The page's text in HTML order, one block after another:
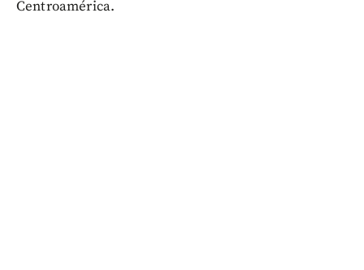
Centroamérica.